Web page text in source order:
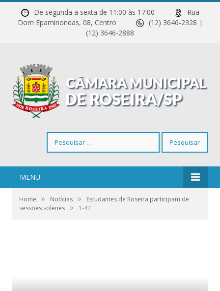
De segunda a sexta de 11:00 às 17:00
Rua
Dom Epaminondas, 08, Centro
(12) 3646-2328 |
(12) 3646-2888
por:
MENU
Home » Notícias »
Estudantes de Roseira participam de
sessões solenes » 1-42